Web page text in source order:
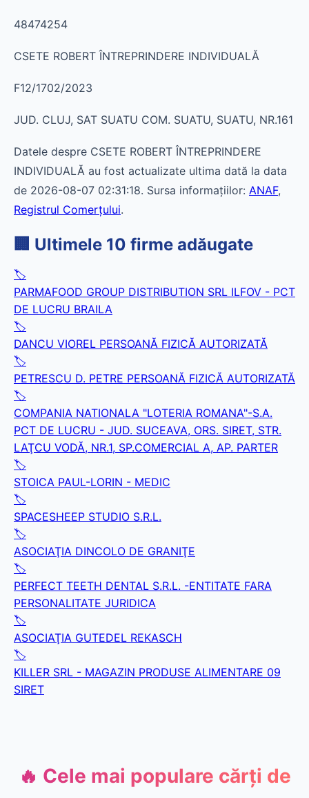
48474254
CSETE ROBERT ÎNTREPRINDERE INDIVIDUALĂ
F12/1702/2023
JUD. CLUJ, SAT SUATU COM. SUATU, SUATU, NR.161
Datele despre CSETE ROBERT ÎNTREPRINDERE
INDIVIDUALĂ au fost actualizate ultima dată la data
de 2026-08-07 02:31:18. Sursa informațiilor: ANAF,
Registrul Comerțului.
🏢 Ultimele 10 firme adăugate
🏷️
PARMAFOOD GROUP DISTRIBUTION SRL ILFOV - PCT
DE LUCRU BRAILA
🏷️
DANCU VIOREL PERSOANĂ FIZICĂ AUTORIZATĂ
🏷️
PETRESCU D. PETRE PERSOANĂ FIZICĂ AUTORIZATĂ
🏷️
COMPANIA NATIONALA "LOTERIA ROMANA"-S.A.
PCT DE LUCRU - JUD. SUCEAVA, ORS. SIRET, STR.
LAŢCU VODĂ, NR.1, SP.COMERCIAL A, AP. PARTER
🏷️
STOICA PAUL-LORIN - MEDIC
🏷️
SPACESHEEP STUDIO S.R.L.
🏷️
ASOCIAŢIA DINCOLO DE GRANIŢE
🏷️
PERFECT TEETH DENTAL S.R.L. -ENTITATE FARA
PERSONALITATE JURIDICA
🏷️
ASOCIAŢIA GUTEDEL REKASCH
🏷️
KILLER SRL - MAGAZIN PRODUSE ALIMENTARE 09
SIRET
🔥 Cele mai populare cărți de